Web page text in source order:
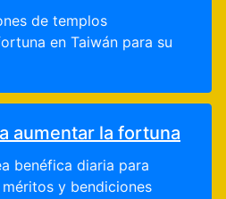
de templos
en Taiwán para su
aumentar la fortuna
benéfica diaria para
y bendiciones